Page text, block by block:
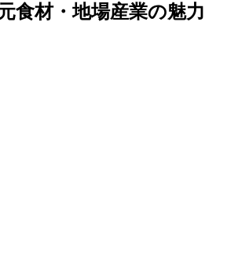
食材・地場産業の魅力